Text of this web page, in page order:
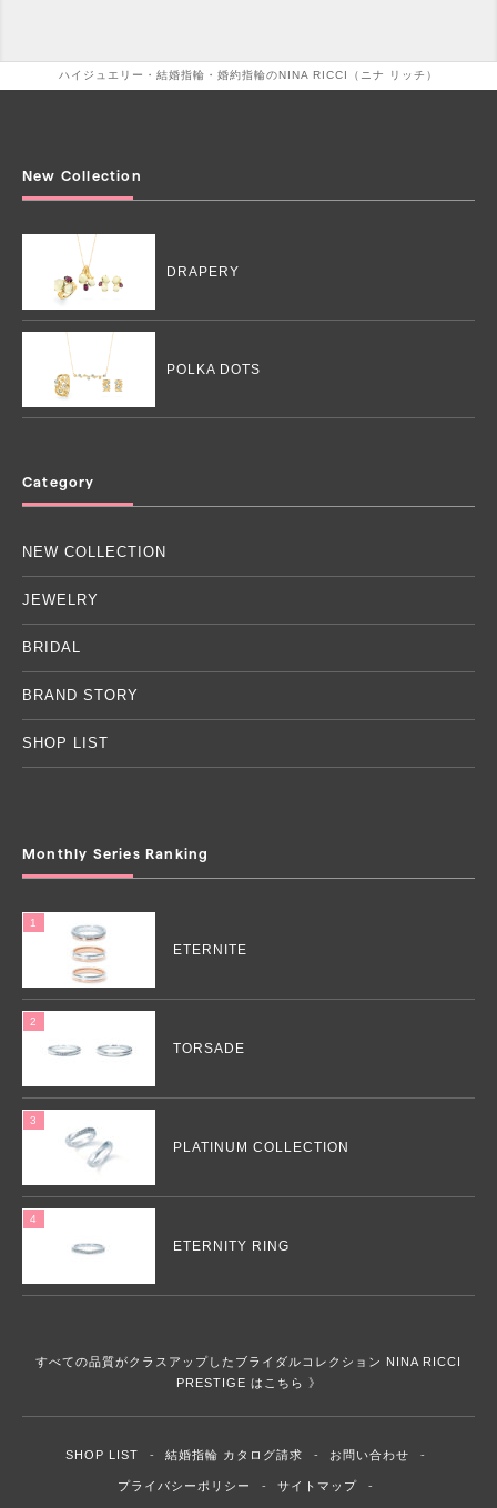
ハイジュエリー・結婚指輪・婚約指輪のNINA RICCI（ニナ リッチ）
New Collection
DRAPERY
POLKA DOTS
Category
NEW COLLECTION
JEWELRY
BRIDAL
BRAND STORY
SHOP LIST
Monthly Series Ranking
ETERNITE
TORSADE
PLATINUM COLLECTION
ETERNITY RING
すべての品質がクラスアップしたブライダルコレクション NINA RICCI
PRESTIGE はこちら 》
SHOP LIST 結婚指輪 カタログ請求 お問い合わせ
プライバシーポリシー サイトマップ